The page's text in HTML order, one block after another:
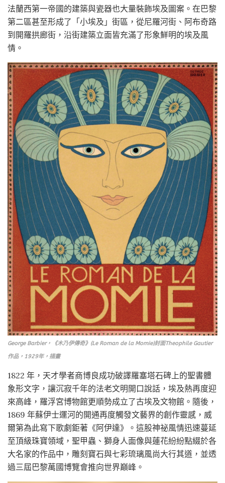
法蘭西第一帝國的建築與瓷器也大量裝飾埃及圖案。在巴黎
第二區甚至形成了「小埃及」街區，從尼羅河街、阿布奇路
到開羅拱廊街，沿街建築立面皆充滿了形象鮮明的埃及風
情。
George Barbier，《木乃伊傳奇》(Le Roman de la Momie)封面Theophile Gautier
作品，1929年，插畫
1822 年，天才學者商博良成功破譯羅塞塔石碑上的聖書體
象形文字，讓沉寂千年的法老文明開口說話，埃及熱再度迎
來高峰，羅浮宮博物館更順勢成立了古埃及文物館。隨後，
1869 年蘇伊士運河的開通再度觸發文藝界的創作靈感，威
爾第為此寫下歌劇鉅著《阿伊達》。這股神祕風情迅速蔓延
至頂級珠寶領域，聖甲蟲、獅身人面像與蓮花紛紛點綴於各
大名家的作品中，雕刻寶石與七彩琉璃風尚大行其道，並透
過三屆巴黎萬國博覽會推向世界巔峰。